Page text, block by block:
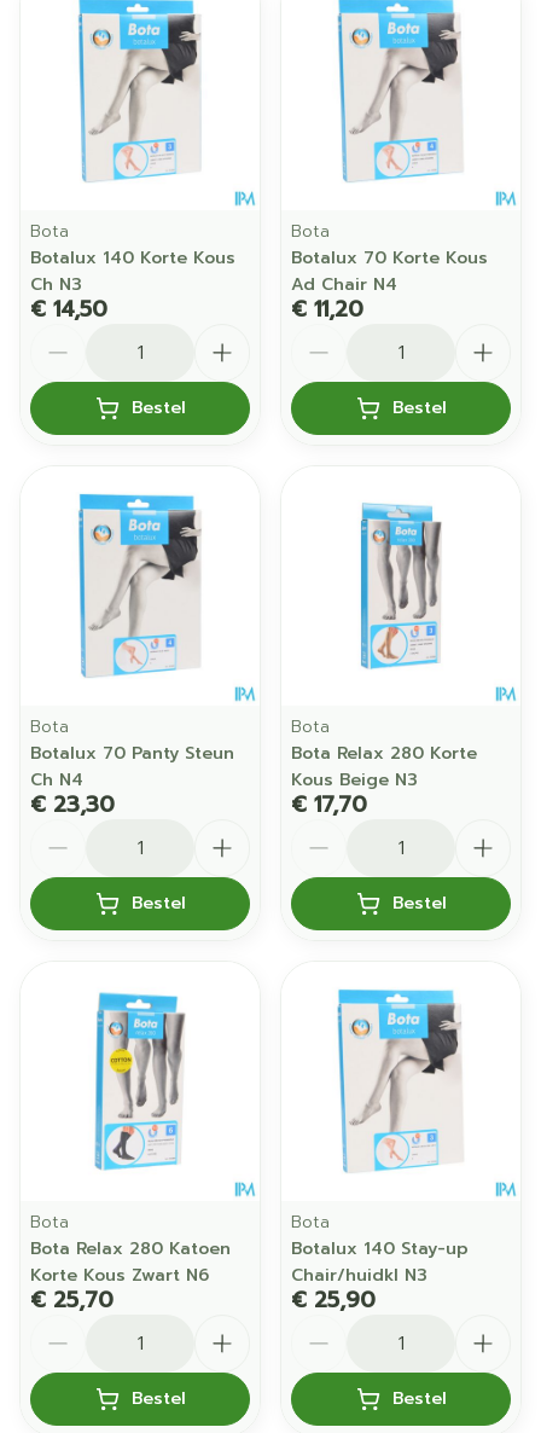
Bota
Botalux 140 Korte Kous
Ch N3
€ 14,50
Bestel
Bota
Botalux 70 Korte Kous
Ad Chair N4
€ 11,20
Bestel
Bota
Botalux 70 Panty Steun
Ch N4
€ 23,30
Bestel
Bota
Bota Relax 280 Korte
Kous Beige N3
€ 17,70
Bestel
Bota
Bota Relax 280 Katoen
Korte Kous Zwart N6
€ 25,70
Bestel
Bota
Botalux 140 Stay-up
Chair/huidkl N3
€ 25,90
Bestel